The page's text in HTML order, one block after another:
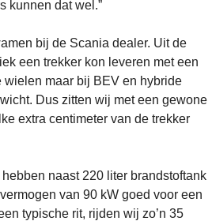
kunnen dat wel.”
bij de Scania dealer. Uit de
een trekker kon leveren met een
wielen maar bij BEV en hybride
Dus zitten wij met een gewone
extra centimeter van de trekker
naast 220 liter brandstoftank
van 90 kW goed voor een
typische rit, rijden wij zo’n 35